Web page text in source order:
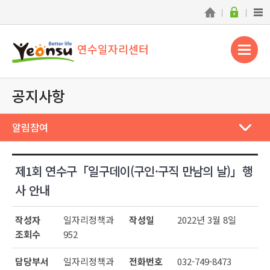
연수일자리센터
공지사항
알림참여
제1회 연수구「일구데이(구인·구직 만남의 날)」행
사 안내
작성자 일자리정책과 작성일
2022년 3월 8일
조회수
952
담당부서 일자리정책과 전화번호 032-749-8473